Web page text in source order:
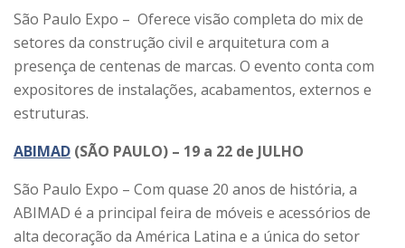
São Paulo Expo – Oferece visão completa do mix de
setores da construção civil e arquitetura com a
presença de centenas de marcas. O evento conta com
expositores de instalações, acabamentos, externos e
estruturas.
ABIMAD (SÃO PAULO) – 19 a 22 de JULHO
São Paulo Expo – Com quase 20 anos de história, a
ABIMAD é a principal feira de móveis e acessórios de
alta decoração da América Latina e a única do setor